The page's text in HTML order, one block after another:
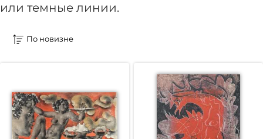
или темные линии.